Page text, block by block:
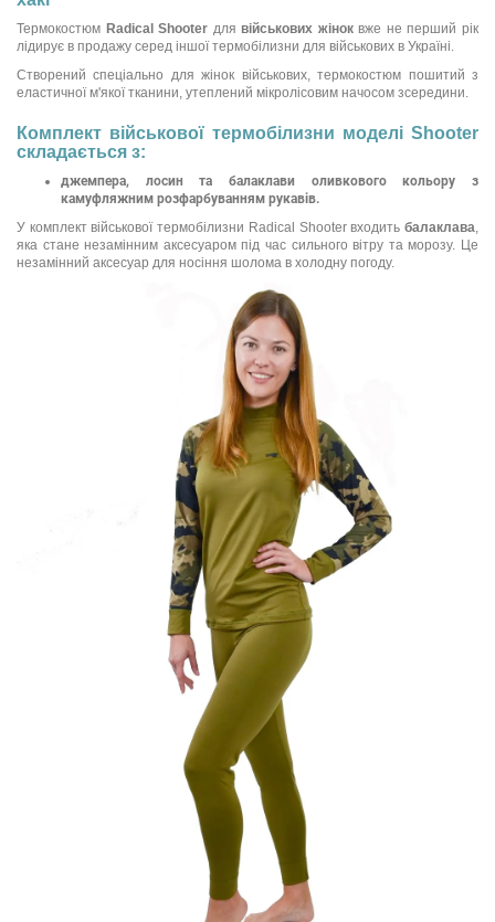
Термокостюм Radical Shooter для військових жіноквже не перший рік
лідирує в продажу серед іншої термобілизни для військових в Україні.
Створений спеціально для жінок військових, термокостюм пошитий з
еластичної м'якої тканини, утеплений мікролісовим начосом зсередини.
Комплект військової термобілизни моделі Shooter
складається з:
джемпера, лосин та балаклави оливкового кольору з
камуфляжним розфарбуванням рукавів.
У комплект військової термобілизни Radical Shooter входить балаклава,
яка стане незамінним аксесуаром під час сильного вітру та морозу. Це
незамінний аксесуар для носіння шолома в холодну погоду.